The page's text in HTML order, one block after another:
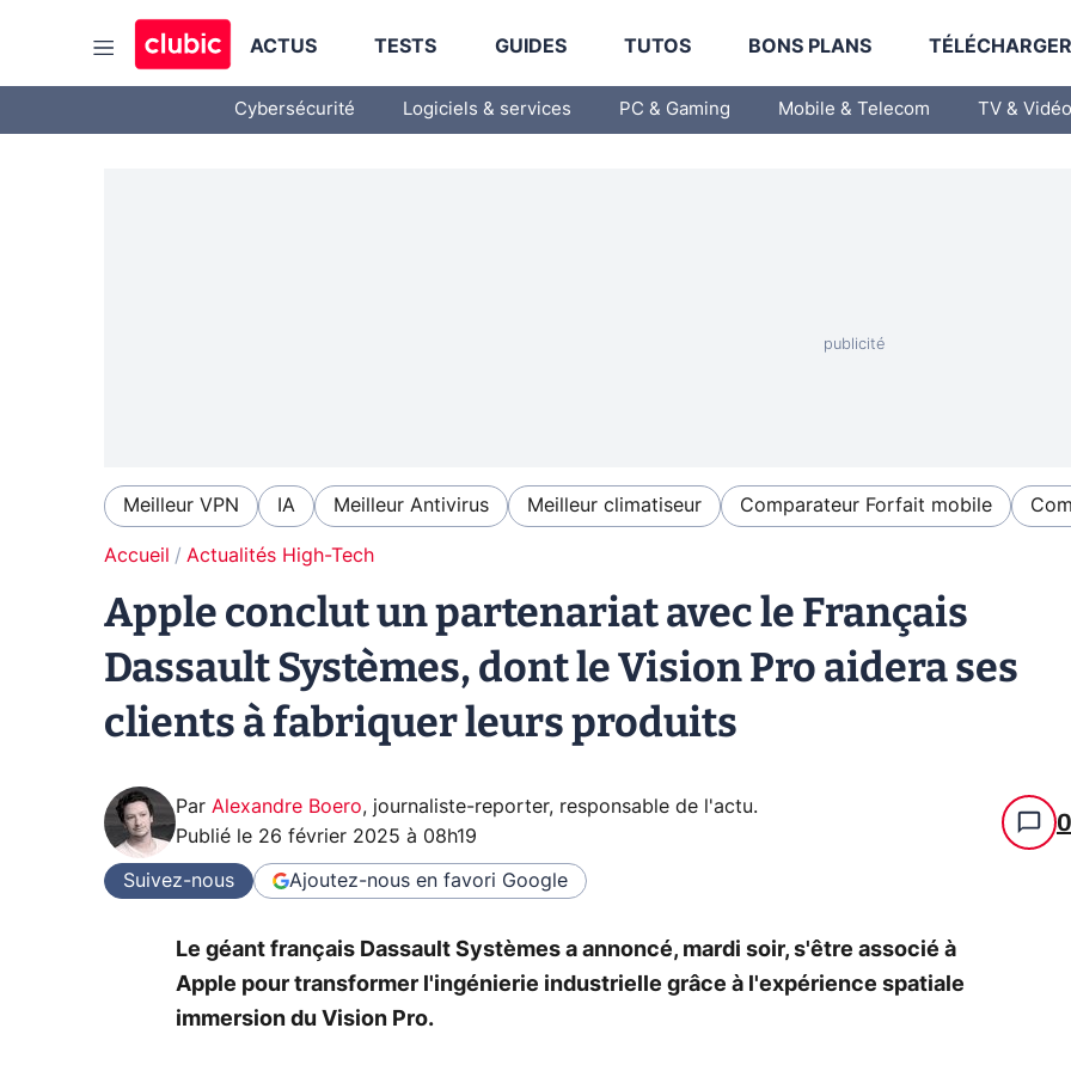
ACTUS TESTS GUIDES TUTOS BONS PLANS
Cybersécurité Logiciels & services PC & Gaming Mobile & Telecom TV & Vidéo
Meilleur VPN IA Meilleur Antivirus Meilleur climatiseur Comparateur Forfait mobile
Accueil Actualités High-Tech
Apple conclut un partenariat avec le Français
Dassault Systèmes, dont le Vision Pro aidera ses
clients à fabriquer leurs produits
Par Alexandre Boero, journaliste-reporter, responsable de l'actu.
Publié le 26 février 2025 à 08h19 0
Suivez-nous Ajoutez-nous en favori Google
Le géant français Dassault Systèmes a annoncé, mardi soir, s'être associé à
Apple pour transformer l'ingénierie industrielle grâce à l'expérience spatiale
immersion du Vision Pro.